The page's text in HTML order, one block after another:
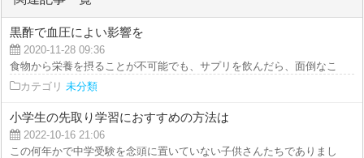
黒酢で血圧によい影響を
2020-11-28 09:36
食物から栄養を摂ることが不可能でも、サプリを飲んだら、面倒なことも
カテゴリ 未分類
小学生の先取り学習におすすめの方法は
2022-10-16 21:06
この何年かで中学受験を念頭に置いていない子供さんたちでありましても